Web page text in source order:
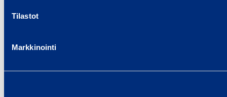
Tilastot
Markkinointi